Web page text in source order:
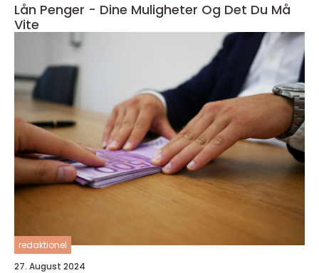
Lån Penger - Dine Muligheter Og Det Du Må
Vite
redaktionel
27. August 2024